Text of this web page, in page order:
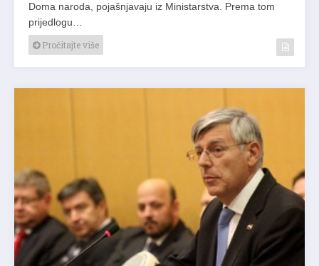
Doma naroda, pojašnjavaju iz Ministarstva. Prema tom
prijedlogu…
Pročitajte više